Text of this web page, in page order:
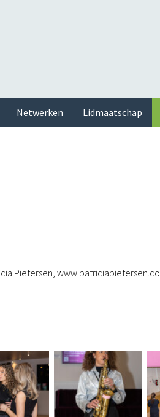
Pietersen,
Netwerken Lidmaatschap